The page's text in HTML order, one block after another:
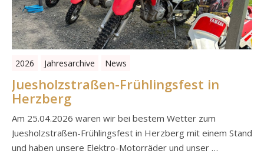
2026 Jahresarchive News
Juesholzstraßen-Frühlingsfest in
Herzberg
Am 25.04.2026 waren wir bei bestem Wetter zum
Juesholzstraßen-Frühlingsfest in Herzberg mit einem Stand
und haben unsere Elektro-Motorräder und unser …